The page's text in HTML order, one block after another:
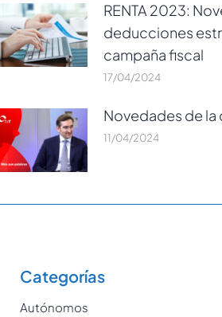
RENTA 2023:
deducciones
campaña fiscal
17/04/2024
Novedades de la
11/04/2024
Categorías
Autónomos